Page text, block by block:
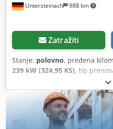
Untersteinach 988 km
Zatražiti
Stanje: polovno, pređena
239 kW (324,95 KS), tip
, prva
proizvodnje:2013, Oprema:
i oprema = - Klima uređaj -
Sunčana klapna = Napomene
Km/h+++ +++4x4+++ +++Gume